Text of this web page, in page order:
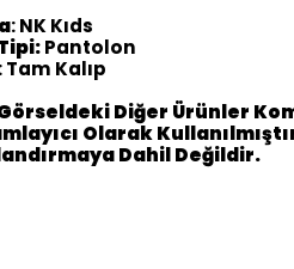
: NK Kıds
Pantolon
: Tam Kalıp
Diğer Ürünler
Olarak
Dahil Değildir.